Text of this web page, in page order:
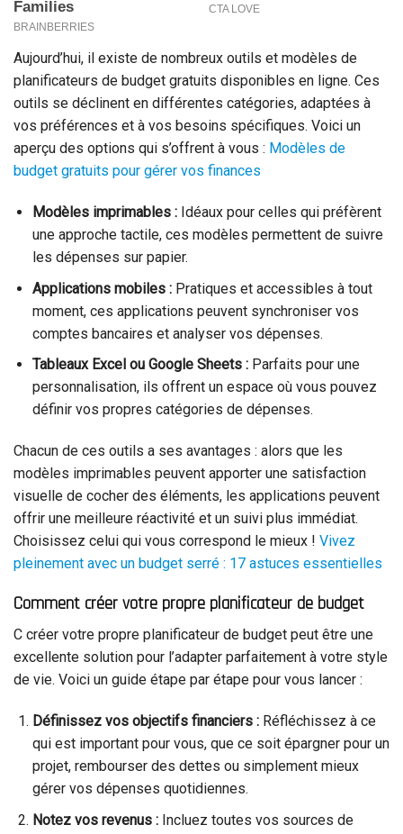
Aujourd’hui, il existe de nombreux outils et modèles de
planificateurs de budget gratuits disponibles en ligne. Ces
outils se déclinent en différentes catégories, adaptées à
vos préférences et à vos besoins spécifiques. Voici un
aperçu des options qui s’offrent à vous : Modèles de
budget gratuits pour gérer vos finances
Modèles imprimables :Idéaux pour celles qui préfèrent
une approche tactile, ces modèles permettent de suivre
les dépenses sur papier.
Applications mobiles :Pratiques et accessibles à tout
moment, ces applications peuvent synchroniser vos
comptes bancaires et analyser vos dépenses.
Tableaux Excel ou Google Sheets :Parfaits pour une
personnalisation, ils offrent un espace où vous pouvez
définir vos propres catégories de dépenses.
Chacun de ces outils a ses avantages : alors que les
modèles imprimables peuvent apporter une satisfaction
visuelle de cocher des éléments, les applications peuvent
offrir une meilleure réactivité et un suivi plus immédiat.
Choisissez celui qui vous correspond le mieux ! Vivez
pleinement avec un budget serré : 17 astuces essentielles
Comment créer votre propre planificateur de budget
C créer votre propre planificateur de budget peut être une
excellente solution pour l’adapter parfaitement à votre style
de vie. Voici un guide étape par étape pour vous lancer :
Définissez vos objectifs financiers :Réfléchissez à ce
qui est important pour vous, que ce soit épargner pour un
projet, rembourser des dettes ou simplement mieux
gérer vos dépenses quotidiennes.
Notez vos revenus :Incluez toutes vos sources de